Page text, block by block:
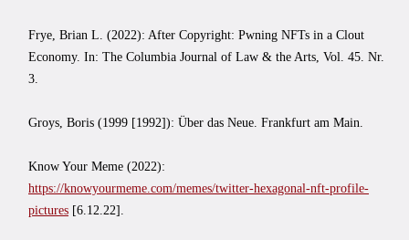
Frye, Brian L. (2022): After Copyright: Pwning NFTs in a Clout
Economy. In: The Columbia Journal of Law & the Arts, Vol. 45. Nr.
3.
Groys, Boris (1999 [1992]): Über das Neue. Frankfurt am Main.
Know Your Meme (2022):
https://knowyourmeme.com/memes/twitter-hexagonal-nft-profile-
pictures [6.12.22].